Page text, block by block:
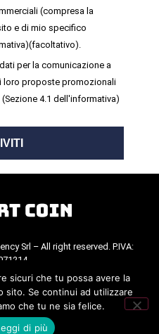
(compresa la
e di mio specifico
per la comunicazione a
loro proposte promozionali
4.1 dell'informativa)
Srl – All right reserved. P.IVA:
. Privacy Policy.
sicuri che tu possa avere la
sito. Se continui ad utilizzare
che tu ne sia felice.
di più